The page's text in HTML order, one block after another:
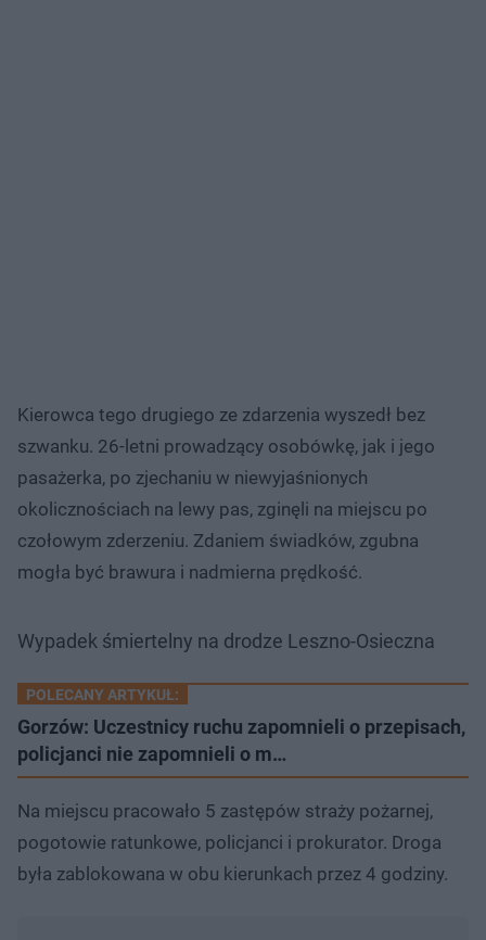
Kierowca tego drugiego ze zdarzenia wyszedł bez
szwanku. 26-letni prowadzący osobówkę, jak i jego
pasażerka, po zjechaniu w niewyjaśnionych
okolicznościach na lewy pas, zginęli na miejscu po
czołowym zderzeniu. Zdaniem świadków, zgubna
mogła być brawura i nadmierna prędkość.
Wypadek śmiertelny na drodze Leszno-Osieczna
POLECANY ARTYKUŁ:
Gorzów: Uczestnicy ruchu zapomnieli o przepisach,
policjanci nie zapomnieli o m…
Na miejscu pracowało 5 zastępów straży pożarnej,
pogotowie ratunkowe, policjanci i prokurator. Droga
była zablokowana w obu kierunkach przez 4 godziny.